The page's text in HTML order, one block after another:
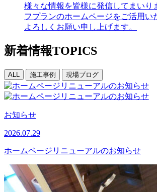
様々な情報を皆様に発信してまいり
フプランのホームページをご活用い
よろしくお願い申し上げます。
新着情報TOPICS
ALL 施工事例 現場ブログ
お知らせ
2026.07.29
ホームページリニューアルのお知らせ